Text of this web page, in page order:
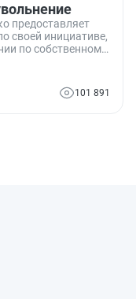
предоставляет
своей инициативе,
по собственному
статье вы
об увольнении,
и какую процедуру
101 891